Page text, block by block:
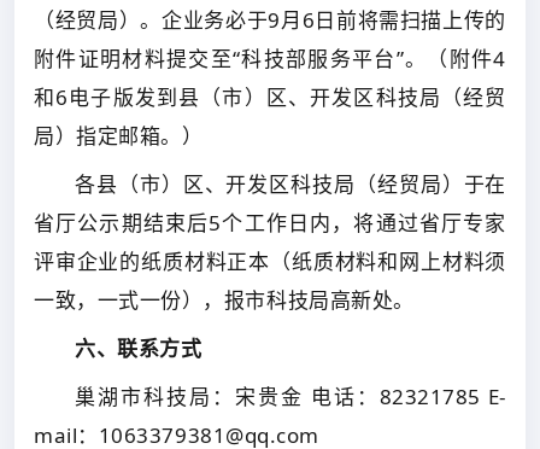
（经贸局）。企业务必于9月6日前将需扫描上传的
附件证明材料提交至“科技部服务平台”。（附件4
和6电子版发到县（市）区、开发区科技局（经贸
局）指定邮箱。）
各县（市）区、开发区科技局（经贸局）于在
省厅公示期结束后5个工作日内，将通过省厅专家
评审企业的纸质材料正本（纸质材料和网上材料须
一致，一式一份），报市科技局高新处。
六、联系方式
巢湖市科技局：宋贵金 电话：82321785 E-
mail：1063379381@qq.com